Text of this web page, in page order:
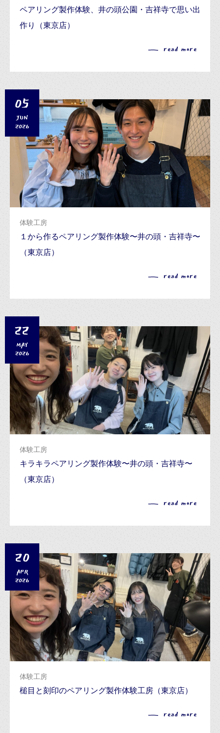
ペアリング製作体験、井の頭公園・吉祥寺で思い出
作り（東京店）
read more
05
JUN
2026
体験工房
１から作るペアリング製作体験〜井の頭・吉祥寺〜
（東京店）
read more
22
MAY
2026
体験工房
キラキラペアリング製作体験〜井の頭・吉祥寺〜
（東京店）
read more
20
APR
2026
体験工房
槌目と刻印のペアリング製作体験工房（東京店）
read more